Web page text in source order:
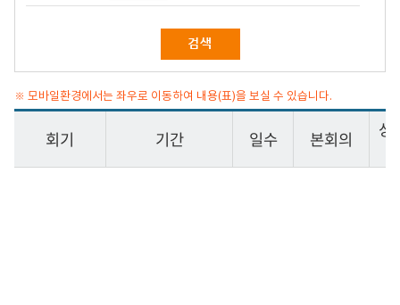
※ 모바일환경에서는 좌우로 이동하여 내용(표)을 보실 수 있습니다.
회기 기간 일수 본회의 상